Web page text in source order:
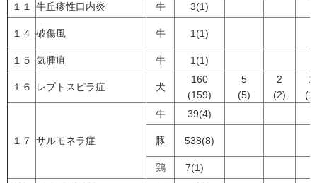
１１
牛丘疹性口内炎 牛 3(1)
１４ 破傷風 牛 1(1)
１５ 気腫疽 牛 1(1)
１６ レプトスピラ症 犬
160
(159)
5
(5)
2
(2)
1
(1)
１７ サルモネラ症
牛 39(4)
豚 538(8)
鶏
7(1)